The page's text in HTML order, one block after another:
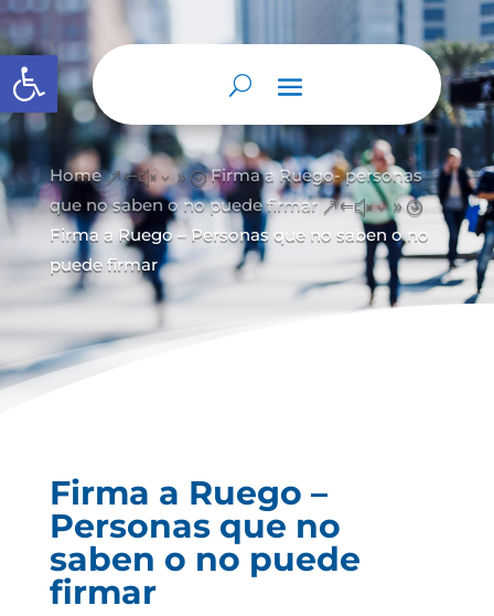
Abrir barra de herramientas
Home &#x39; Firma a Ruego- personas
que no saben o no puede firmar &#x39;
Firma a Ruego – Personas que no saben o no
puede firmar
Firma a Ruego –
Personas que no
saben o no puede
firmar